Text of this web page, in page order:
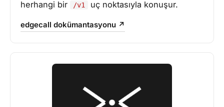
herhangi bir /v1 uç noktasıyla konuşur.
edgecall dokümantasyonu ↗